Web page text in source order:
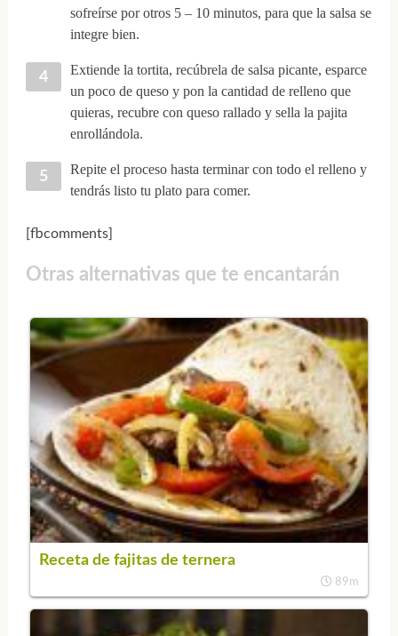
sofreírse por otros 5 – 10 minutos, para que la salsa se
integre bien.
Extiende la tortita, recúbrela de salsa picante, esparce
un poco de queso y pon la cantidad de relleno que
quieras, recubre con queso rallado y sella la pajita
enrollándola.
Repite el proceso hasta terminar con todo el relleno y
tendrás listo tu plato para comer.
[fbcomments]
Otras alternativas que te encantarán
Receta de fajitas de ternera
89m